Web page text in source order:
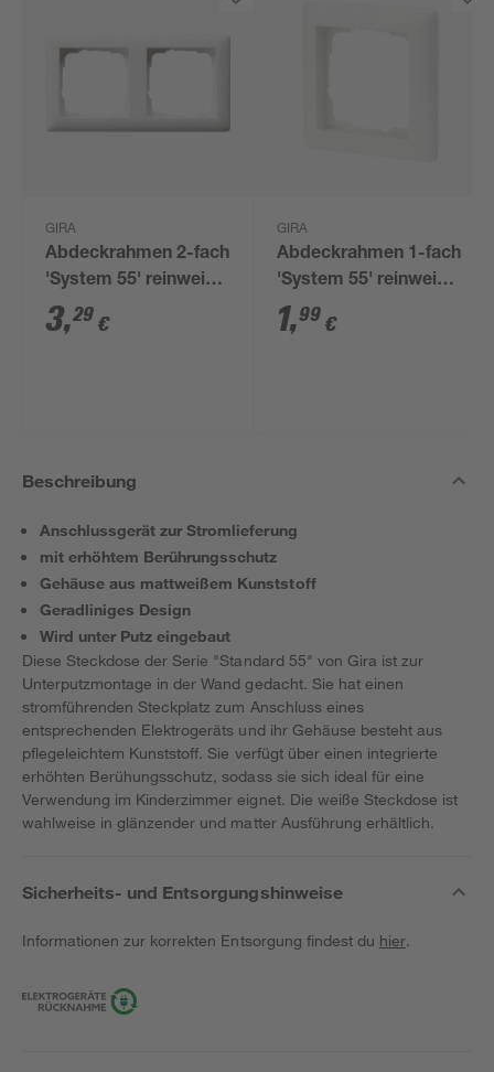
GIRA
Abdeckrahmen 2-fach
'System 55' reinweiß
matt
3,29 €
GIRA
Abdeckrahmen 1-fach
'System 55' reinweiß
matt
1,99 €
Beschreibung
Anschlussgerät zur Stromlieferung
mit erhöhtem Berührungsschutz
Gehäuse aus mattweißem Kunststoff
Geradliniges Design
Wird unter Putz eingebaut
Diese Steckdose der Serie "Standard 55" von Gira ist zur
Unterputzmontage in der Wand gedacht. Sie hat einen
stromführenden Steckplatz zum Anschluss eines
entsprechenden Elektrogeräts und ihr Gehäuse besteht aus
pflegeleichtem Kunststoff. Sie verfügt über einen integrierte
erhöhten Berühungsschutz, sodass sie sich ideal für eine
Verwendung im Kinderzimmer eignet. Die weiße Steckdose ist
wahlweise in glänzender und matter Ausführung erhältlich.
Sicherheits- und Entsorgungshinweise
Informationen zur korrekten Entsorgung findest du hier.